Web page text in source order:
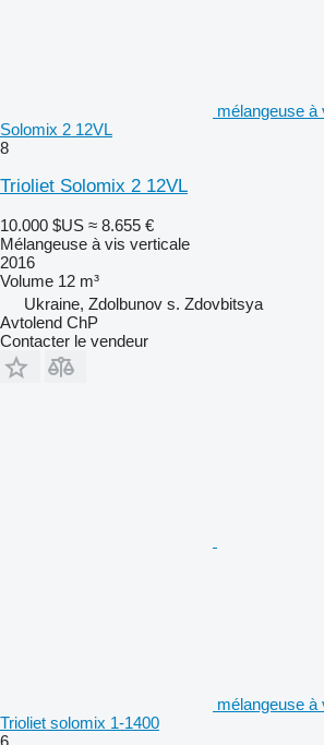
mélangeuse à
Solomix 2 12VL
8
Trioliet Solomix 2 12VL
10.000 $US ≈ 8.655 €
Mélangeuse à vis verticale
2016
Volume 12 m³
Ukraine, Zdolbunov s. Zdovbitsya
Avtolend ChP
Contacter le vendeur
mélangeuse à
Trioliet solomix 1-1400
6